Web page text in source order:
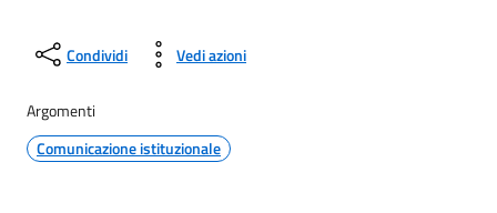
Condividi Vedi azioni
Argomenti
Comunicazione istituzionale